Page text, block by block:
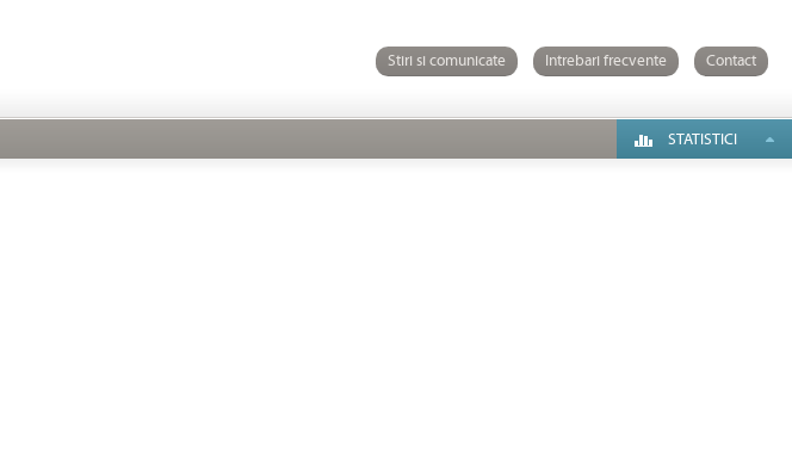
Stiri si comunicate Intrebari frecvente Contact
STATISTICI